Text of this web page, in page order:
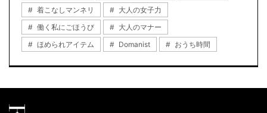
着こなしマンネリ
大人の女子力
働く私にごほうび
大人のマナー
ほめられアイテム
Domanist おうち時間